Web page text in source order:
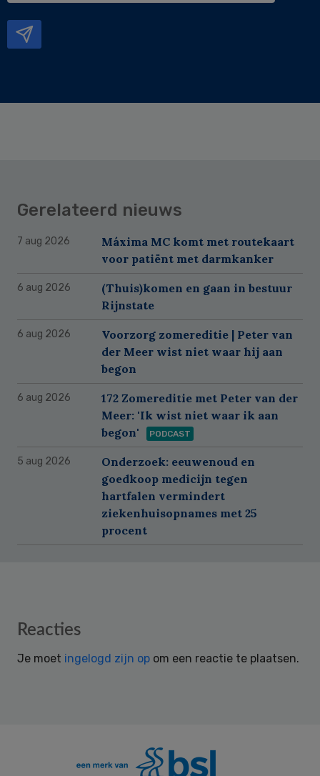
Gerelateerd nieuws
7 aug 2026
Máxima MC komt met routekaart
voor patiënt met darmkanker
6 aug 2026
(Thuis)komen en gaan in bestuur
Rijnstate
6 aug 2026
Voorzorg zomereditie | Peter van
der Meer wist niet waar hij aan
begon
6 aug 2026
172 Zomereditie met Peter van der
Meer: 'Ik wist niet waar ik aan
begon'
PODCAST
5 aug 2026
Onderzoek: eeuwenoud en
goedkoop medicijn tegen
hartfalen vermindert
ziekenhuisopnames met 25
procent
Reader
Reacties
Je moet ingelogd zijn op om een reactie te plaatsen.